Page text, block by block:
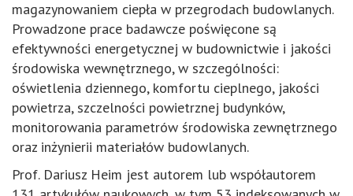
magazynowaniem ciepła w przegrodach budowlanych.
Prowadzone prace badawcze poświęcone są
efektywności energetycznej w budownictwie i jakości
środowiska wewnętrznego, w szczególności:
oświetlenia dziennego, komfortu cieplnego, jakości
powietrza, szczelności powietrznej budynków,
monitorowania parametrów środowiska zewnętrznego
oraz inżynierii materiałów budowlanych.
Prof. Dariusz Heim jest autorem lub współautorem